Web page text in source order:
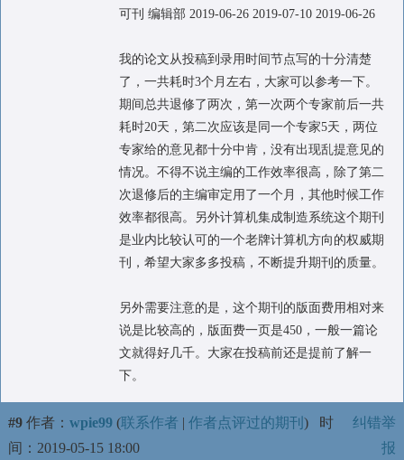
可刊 编辑部 2019-06-26 2019-07-10 2019-06-26
我的论文从投稿到录用时间节点写的十分清楚
了，一共耗时3个月左右，大家可以参考一下。
期间总共退修了两次，第一次两个专家前后一共
耗时20天，第二次应该是同一个专家5天，两位
专家给的意见都十分中肯，没有出现乱提意见的
情况。不得不说主编的工作效率很高，除了第二
次退修后的主编审定用了一个月，其他时候工作
效率都很高。另外计算机集成制造系统这个期刊
是业内比较认可的一个老牌计算机方向的权威期
刊，希望大家多多投稿，不断提升期刊的质量。
另外需要注意的是，这个期刊的版面费用相对来
说是比较高的，版面费一页是450，一般一篇论
文就得好几千。大家在投稿前还是提前了解一
下。
#9 作者： wpie99 (联系作者 | 作者点评过的期刊 ) 时
间：2019-05-15 18:00
纠错举
报